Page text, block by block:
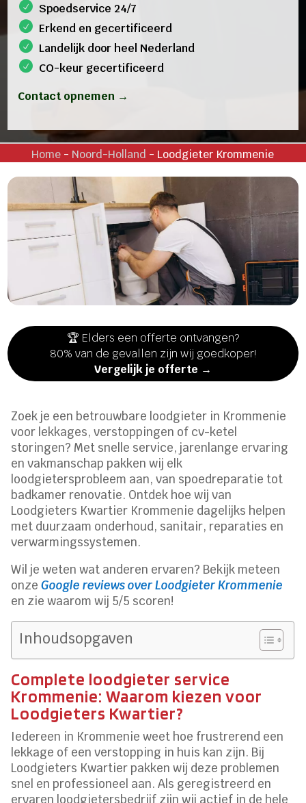
Spoedservice 24/7
Erkend en gecertificeerd
Landelijk door heel Nederland
CO-keur gecertificeerd
Contact opnemen →
Home - Noord-Holland - Loodgieter Krommenie
🏆 Elders een offerte ontvangen?
80% van de gevallen zijn wij goedkoper!
Vergelijk je offerte →
Zoek je een betrouwbare loodgieter in Krommenie
voor lekkages, verstoppingen of cv-ketel
storingen? Met snelle service, jarenlange ervaring
en vakmanschap pakken wij elk
loodgietersprobleem aan, van spoedreparatie tot
badkamer renovatie. Ontdek hoe wij van
Loodgieters Kwartier Krommenie dagelijks helpen
met duurzaam onderhoud, sanitair, reparaties en
verwarmingssystemen.
Wil je weten wat anderen ervaren? Bekijk meteen
onzeGoogle reviews over Loodgieter Krommenie
en zie waarom wij 5/5 scoren!
Inhoudsopgaven
Complete loodgieter service
Krommenie: Waarom kiezen voor
Loodgieters Kwartier?
Iedereen in Krommenie weet hoe frustrerend een
lekkage of een verstopping in huis kan zijn. Bij
Loodgieters Kwartier pakken wij deze problemen
snel en professioneel aan. Als geregistreerd en
ervaren loodgietersbedrijf zijn wij actief in de hele